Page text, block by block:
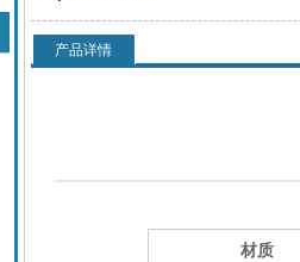
产品详情
材质